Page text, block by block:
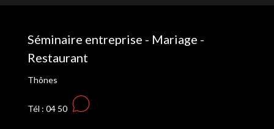
Séminaire entreprise - Mariage -
Restaurant
Thônes
Tél : 04 50